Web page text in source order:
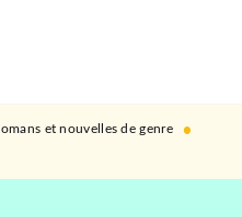
et nouvelles de genre •